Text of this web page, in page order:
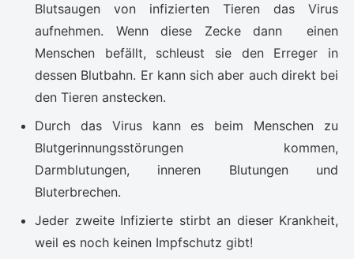
Blutsaugen von infizierten Tieren das Virus
aufnehmen. Wenn diese Zecke dann einen
Menschen befällt, schleust sie den Erreger in
dessen Blutbahn. Er kann sich aber auch direkt bei
den Tieren anstecken.
Durch das Virus kann es beim Menschen zu
Blutgerinnungsstörungen kommen,
Darmblutungen, inneren Blutungen und
Bluterbrechen.
Jeder zweite Infizierte stirbt an dieser Krankheit,
weil es noch keinen Impfschutz gibt!